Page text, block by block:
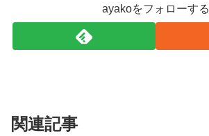
ayakoをフォローする
関連記事